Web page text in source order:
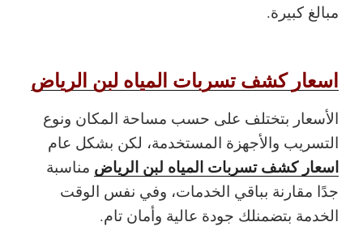
مبالغ كبيرة.
اسعار كشف تسربات المياه لبن الرياض
الأسعار بتختلف على حسب مساحة المكان ونوع
التسريب والأجهزة المستخدمة، لكن بشكل عام
اسعار كشف تسربات المياه لبن الرياض مناسبة
جدًا مقارنة بباقي الخدمات، وفي نفس الوقت
الخدمة بتضمنلك جودة عالية وأمان تام.